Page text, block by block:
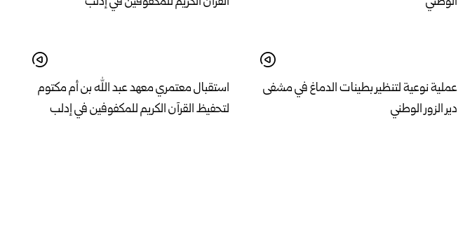
عملية نوعية لتنظير بطينات الدماغ في مشفى
دير الزور الوطني
استقبال معتمري معهد عبد الله بن أم مكتوم
لتحفيظ القرآن الكريم للمكفوفين في إدلب